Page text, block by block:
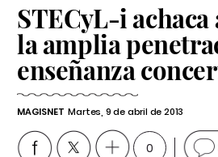
STECyL-i
la amplia
enseñanza
MAGISNET Martes, 9 de abril de 2013
0